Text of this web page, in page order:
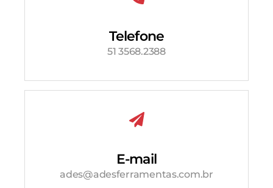
Telefone
51 3568.2388
E-mail
ades@adesferramentas.com.br